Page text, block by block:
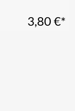
3,80€*